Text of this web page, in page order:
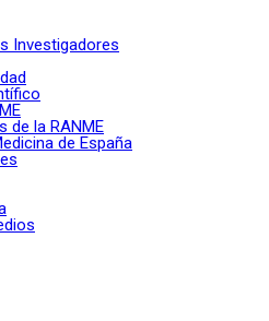
Investigadores
de la RANME
de España